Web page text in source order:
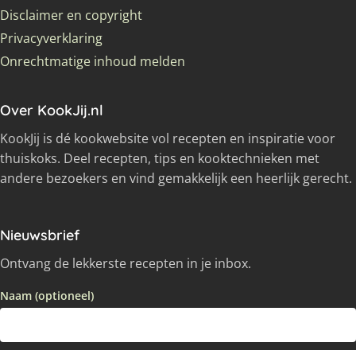
Disclaimer en copyright
Privacyverklaring
Onrechtmatige inhoud melden
Over KookJij.nl
KookJij is dé kookwebsite vol recepten en inspiratie voor
thuiskoks. Deel recepten, tips en kooktechnieken met
andere bezoekers en vind gemakkelijk een heerlijk gerecht.
Nieuwsbrief
Ontvang de lekkerste recepten in je inbox.
Naam (optioneel)